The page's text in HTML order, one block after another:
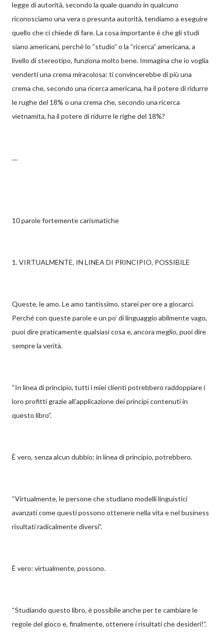
legge di autorità, secondo la quale quando in qualcuno
riconosciamo una vera o presunta autorità, tendiamo a eseguire
quello che ci chiede di fare. La cosa importante è che gli studi
siano americani, perché lo “studio” o la “ricerca” americana, a
livello di stereotipo, funziona molto bene. Immagina che io voglia
venderti una crema miracolosa: ti convincerebbe di più una
crema che, secondo una ricerca americana, ha il potere di ridurre
le rughe del 18% o una crema che, secondo una ricerca
vietnamita, ha il potere di ridurre le righe del 18%?
....
10 parole fortemente carismatiche
1. VIRTUALMENTE, IN LINEA DI PRINCIPIO, POSSIBILE
Queste, le amo. Le amo tantissimo, starei per ore a giocarci.
Perché con queste parole e un po’ di linguaggio abilmente vago,
puoi dire praticamente qualsiasi cosa e, ancora meglio, puoi dire
sempre la verità.
“In linea di principio, tutti i miei clienti potrebbero raddoppiare i
loro profitti grazie all’applicazione dei principi contenuti in
questo libro”.
È vero, senza alcun dubbio: in linea di principio, potrebbero.
“Virtualmente, le persone che studiano modelli linguistici
avanzati come questi possono ottenere nella vita e nel business
risultati radicalmente diversi”.
È vero: virtualmente, possono.
“Studiando questo libro, è possibile anche per te cambiare le
regole del gioco e, finalmente, ottenere i risultati che desideri!”.